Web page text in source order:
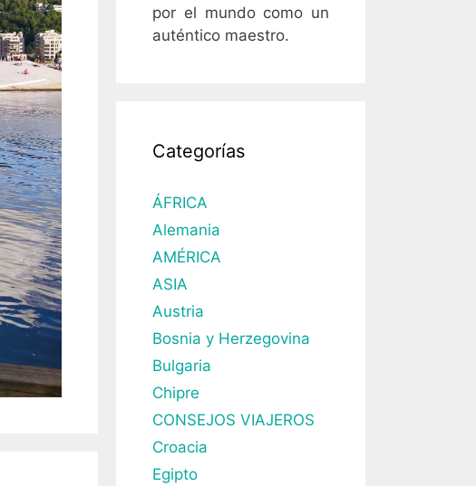
por el mundo como un
auténtico maestro.
Categorías
ÁFRICA
Alemania
AMÉRICA
ASIA
Austria
Bosnia y Herzegovina
Bulgaria
Chipre
CONSEJOS VIAJEROS
Croacia
Egipto